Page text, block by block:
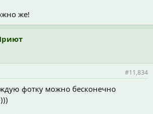
же!
#11,834
фотку можно бесконечно